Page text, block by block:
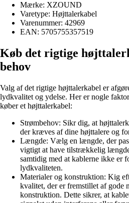
Mærke: XZOUND
Varetype: Højttalerkabel
Varenummer: 42969
EAN: 5705755357519
Køb det rigtige
behov
Valg af det rigtige højttalerkabel er
lydkvalitet og ydelse. Her er nogle
køber et højttalerkabel:
Strømbehov: Sikr dig, at
der kræves af dine højttalere og
Længde: Vælg en længde, der
vigtigt at have tilstrækkelig
samtidig med at kablerne ikke er
lydkvaliteten.
Materialer og konstruktion: Kig
kvalitet, der er fremstillet af gode
konstruktion. Dette sikrer, at